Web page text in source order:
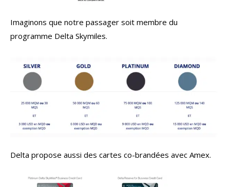
Imaginons que notre passager soit membre du
programme Delta Skymiles.
Delta propose aussi des cartes co-brandées avec Amex.